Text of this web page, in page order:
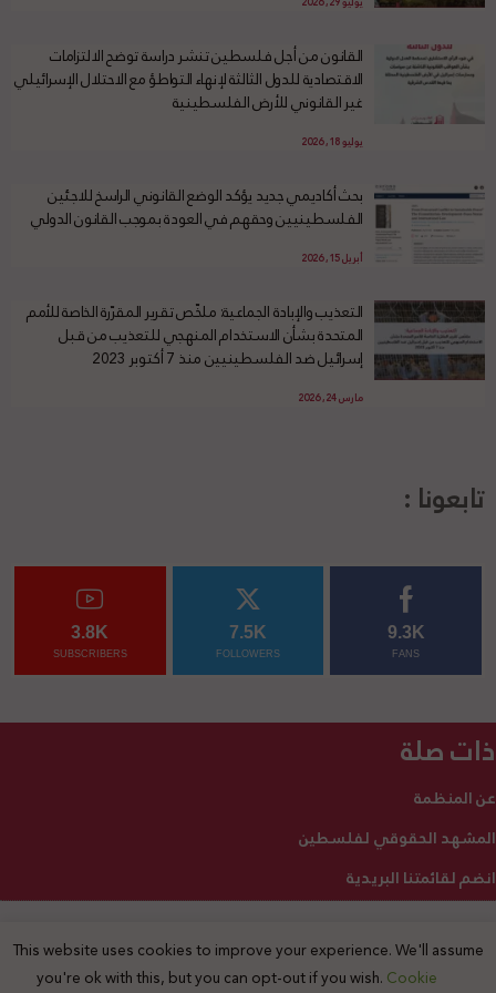
القانون من أجل فلسطين تنشر دراسة توضح الالتزامات
الاقتصادية للدول الثالثة لإنهاء التواطؤ مع الاحتلال الإسرائيلي
غير القانوني للأرض الفلسطينية
يوليو 18, 2026
بحث أكاديمي جديد يؤكد الوضع القانوني الراسخ للاجئين
الفلسطينيين وحقهم في العودة بموجب القانون الدولي
أبريل 15, 2026
التعذيب والإبادة الجماعية: ملخّص تقرير المقرّرة الخاصة للأمم
المتحدة بشأن الاستخدام المنهجي للتعذيب من قبل
إسرائيل ضد الفلسطينيين منذ 7 أكتوبر 2023
مارس 24, 2026
تابعونا :
9.3K
FANS
7.5K
FOLLOWERS
3.8K
SUBSCRIBERS
ذات صلة
عن المنظمة
المشهد الحقوقي لفلسطين
انضم لقائمتنا البريدية
2025 © جميع الحقوق محفوظة
This website uses cookies to improve your experience. We'll assume
you're ok with this, but you can opt-out if you wish. Cookie